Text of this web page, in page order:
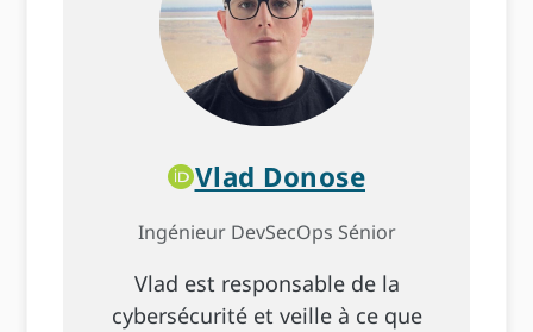
Vlad Donose
Ingénieur DevSecOps Sénior
Vlad est responsable de la
cybersécurité et veille à ce que